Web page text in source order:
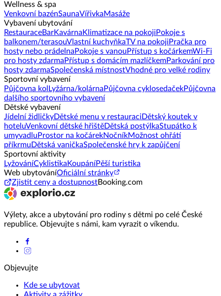
Wellness & spa
Venkovní bazénSaunaVířivkaMasáže
Vybavení ubytování
RestauraceBarKavárna Klimatizace na pokoji Pokoje s
balkonem/terasouVlastní kuchyňkaTV na pokoji Pračka pro
hosty nebo prádelna Pokoje s vanou Přístup s kočárkemWi-Fi
pro hosty zdarma Přístup s domácím mazlíčkemParkování pro
hosty zdarmaSpolečenská místnostVhodné pro velké rodiny
Sportovní vybavení
Půjčovna kol Lyžárna/kolárna Půjčovna cyklosedačekPůjčovna
dalšího sportovního vybavení
Dětské vybavení
Jídelní židličkyDětské menu v restauraci Dětský koutek v
hoteluVenkovní dětské hřištěDětská postýlkaStupátko k
umyvadlu Prostor na kočárekNočníkMožnost ohřátí
příkrmu Dětská vaničkaSpolečenské hry k zapůjčení
Sportovní aktivity
LyžováníCyklistika KoupáníPěší turistika
Web ubytováníOficiální stránky
Zjistit ceny a dostupnostBooking.com
Výlety, akce a ubytování pro rodiny s dětmi po celé České
republice. Objevujte s námi, kam vyrazit o víkendu.
Objevujte
Kde se ubytovat